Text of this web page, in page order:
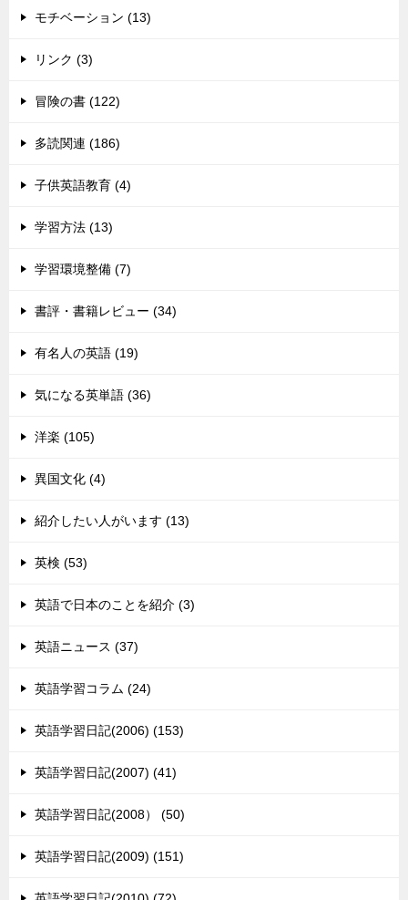
モチベーション (13)
リンク (3)
冒険の書 (122)
多読関連 (186)
子供英語教育 (4)
学習方法 (13)
学習環境整備 (7)
書評・書籍レビュー (34)
有名人の英語 (19)
気になる英単語 (36)
洋楽 (105)
異国文化 (4)
紹介したい人がいます (13)
英検 (53)
英語で日本のことを紹介 (3)
英語ニュース (37)
英語学習コラム (24)
英語学習日記(2006) (153)
英語学習日記(2007) (41)
英語学習日記(2008） (50)
英語学習日記(2009) (151)